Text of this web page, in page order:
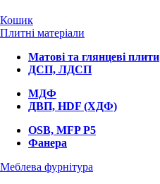
Кошик
Плитні матеріали
Матові та глянцеві плити
ДСП, ЛДСП
МДФ
ДВП, HDF (ХДФ)
OSB, MFP P5
Фанера
Меблева фурнітура